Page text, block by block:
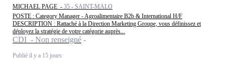
MICHAEL PAGE - 35 - SAINT-MALO
POSTE : Category Manager - Agroalimentaire B2b & International H/F
DESCRIPTION : Rattaché à la Direction Marketing Groupe, vous définissez et
déployez la stratégie de votre catégorie auprès...
CDI - Non renseigné
Publié il y a 15 jours